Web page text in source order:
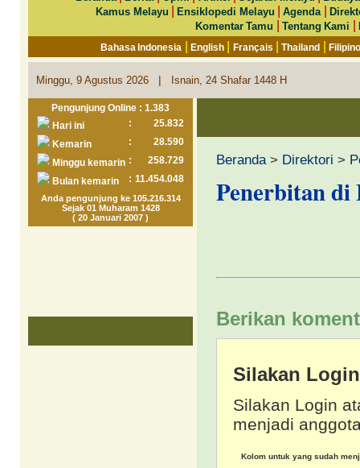
Kamus Melayu
|Ensiklopedi Melayu |Agenda |
Komentar Tamu
|Tentang Kami |
Bahasa Indonesia |English Français |Thailand |
Minggu, 9 Agustus 2026 | Isnain, 24 Shafar 1448 H
Pengunjung Online : 1.383
Hari ini
:
25.832
Kemarin
:
28.590
Minggu kemarin :
258.729
Bulan kemarin
: 11.454.048
Anda pengunjung ke 105.216.314
Sejak 01 Muharam 1428
( 20 Januari 2007 )
Beranda> Direktori >
Penerbitan di
Berikan
Silakan
Silakan Login
menjadi
Kolom untuk yang sudah